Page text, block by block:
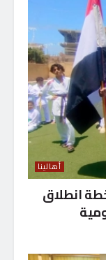
أهالينا
انطلاق